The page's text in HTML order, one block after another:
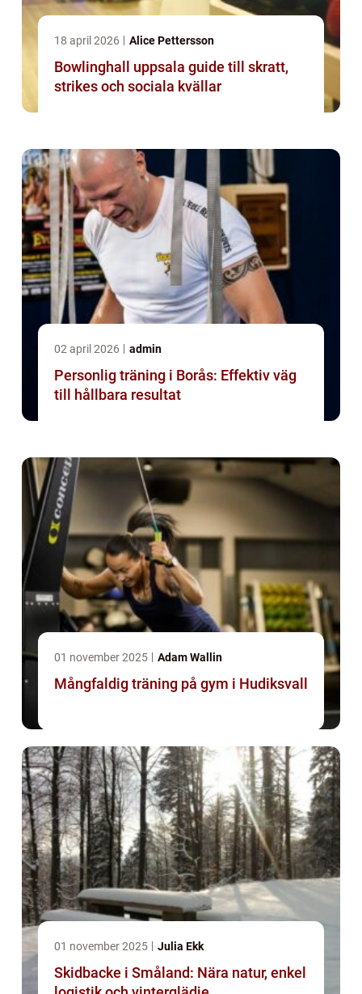
18 april 2026 Alice Pettersson
Bowlinghall uppsala guide till skratt,
strikes och sociala kvällar
02 april 2026 admin
Personlig träning i Borås: Effektiv väg
till hållbara resultat
01 november 2025 Adam Wallin
Mångfaldig träning på gym i Hudiksvall
01 november 2025 Julia Ekk
Skidbacke i Småland: Nära natur, enkel